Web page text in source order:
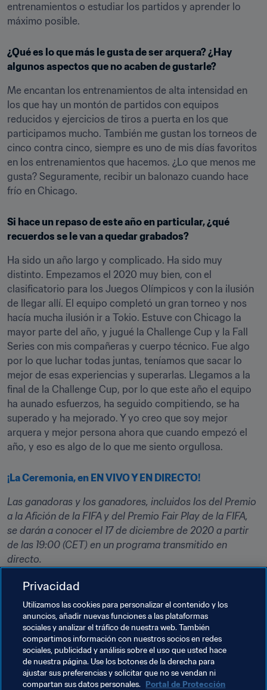
entrenamientos o estudiar los partidos y aprender lo
máximo posible.
¿Qué es lo que más le gusta de ser arquera? ¿Hay
algunos aspectos que no acaben de gustarle?
Me encantan los entrenamientos de alta intensidad en
los que hay un montón de partidos con equipos
reducidos y ejercicios de tiros a puerta en los que
participamos mucho. También me gustan los torneos de
cinco contra cinco, siempre es uno de mis días favoritos
en los entrenamientos que hacemos. ¿Lo que menos me
gusta? Seguramente, recibir un balonazo cuando hace
frío en Chicago.
Si hace un repaso de este año en particular, ¿qué
recuerdos se le van a quedar grabados?
Ha sido un año largo y complicado. Ha sido muy
distinto. Empezamos el 2020 muy bien, con el
clasificatorio para los Juegos Olímpicos y con la ilusión
de llegar allí. El equipo completó un gran torneo y nos
hacía mucha ilusión ir a Tokio. Estuve con Chicago la
mayor parte del año, y jugué la Challenge Cup y la Fall
Series con mis compañeras y cuerpo técnico. Fue algo
por lo que luchar todas juntas, teníamos que sacar lo
mejor de esas experiencias y superarlas. Llegamos a la
final de la Challenge Cup, por lo que este año el equipo
ha aunado esfuerzos, ha seguido compitiendo, se ha
superado y ha mejorado. Y yo creo que soy mejor
arquera y mejor persona ahora que cuando empezó el
año, y eso es algo de lo que me siento orgullosa.
¡La Ceremonia, en EN VIVO Y EN DIRECTO!
Las ganadoras y los ganadores, incluidos los del Premio
a la Afición de la FIFA y del Premio Fair Play de la FIFA,
se darán a conocer el 17 de diciembre de 2020 a partir
de las 19:00 (CET) en un programa transmitido en
directo.
Para estar al tanto de toda la actualidad de los The Best
oficial de Facebook de The Best FIFA Football Awards™,
FIFA en Twitter y en FIFA en YouTube.
En tu opinión, ¿quién debería ganar este año? Coméntalo
con la etiqueta #TheBest.
Privacidad
Utilizamos las cookies para personalizar el contenido y los
anuncios, añadir nuevas funciones a las plataformas
sociales y analizar el tráfico de nuestra web. También
compartimos información con nuestros socios en redes
sociales, publicidad y análisis sobre el uso que usted hace
de nuestra página. Use los botones de la derecha para
ajustar sus preferencias y solicitar que no se vendan ni
compartan sus datos personales. Portal de Protección